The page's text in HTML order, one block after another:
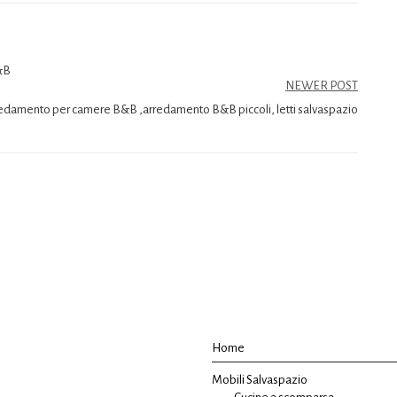
NEWER POST
per camere B&B ,arredamento B&B piccoli, letti salvaspazio
Home
Mobili Salvaspazio